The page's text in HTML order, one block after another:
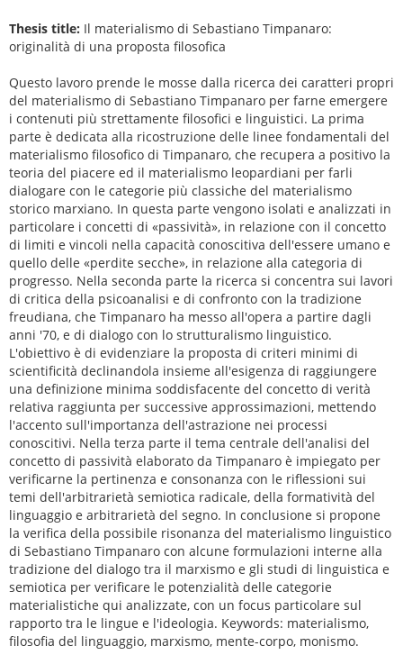
Thesis title: Il materialismo di Sebastiano Timpanaro:
originalità di una proposta filosofica
Questo lavoro prende le mosse dalla ricerca dei caratteri propri
del materialismo di Sebastiano Timpanaro per farne emergere
i contenuti più strettamente filosofici e linguistici. La prima
parte è dedicata alla ricostruzione delle linee fondamentali del
materialismo filosofico di Timpanaro, che recupera a positivo la
teoria del piacere ed il materialismo leopardiani per farli
dialogare con le categorie più classiche del materialismo
storico marxiano. In questa parte vengono isolati e analizzati in
particolare i concetti di «passività», in relazione con il concetto
di limiti e vincoli nella capacità conoscitiva dell'essere umano e
quello delle «perdite secche», in relazione alla categoria di
progresso. Nella seconda parte la ricerca si concentra sui lavori
di critica della psicoanalisi e di confronto con la tradizione
freudiana, che Timpanaro ha messo all'opera a partire dagli
anni '70, e di dialogo con lo strutturalismo linguistico.
L'obiettivo è di evidenziare la proposta di criteri minimi di
scientificità declinandola insieme all'esigenza di raggiungere
una definizione minima soddisfacente del concetto di verità
relativa raggiunta per successive approssimazioni, mettendo
l'accento sull'importanza dell'astrazione nei processi
conoscitivi. Nella terza parte il tema centrale dell'analisi del
concetto di passività elaborato da Timpanaro è impiegato per
verificarne la pertinenza e consonanza con le riflessioni sui
temi dell'arbitrarietà semiotica radicale, della formatività del
linguaggio e arbitrarietà del segno. In conclusione si propone
la verifica della possibile risonanza del materialismo linguistico
di Sebastiano Timpanaro con alcune formulazioni interne alla
tradizione del dialogo tra il marxismo e gli studi di linguistica e
semiotica per verificare le potenzialità delle categorie
materialistiche qui analizzate, con un focus particolare sul
rapporto tra le lingue e l'ideologia. Keywords: materialismo,
filosofia del linguaggio, marxismo, mente-corpo, monismo.